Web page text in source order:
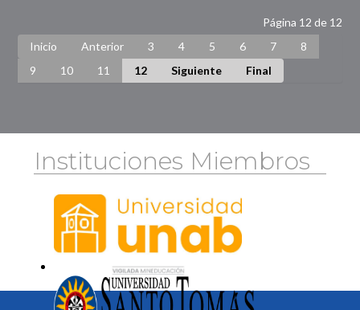
Página 12 de 12
Inicio
Anterior 3 4 5 6 7
8
9
10 11 12 Siguiente Final
Instituciones Miembros